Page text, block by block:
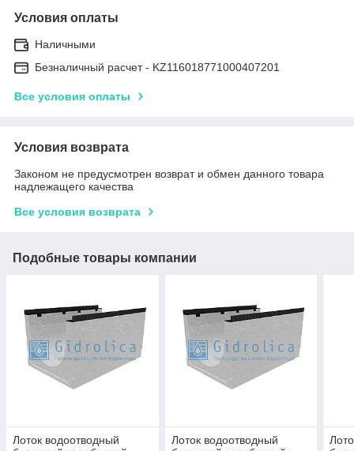
Условия оплаты
Наличными
Безналичный расчет - KZ116018771000407201
Все условия оплаты
Условия возврата
Законом не предусмотрен возврат и обмен данного товара
надлежащего качества
Все условия возврата
Подобные товары компании
Лоток водоотводный
Лоток водоотводный